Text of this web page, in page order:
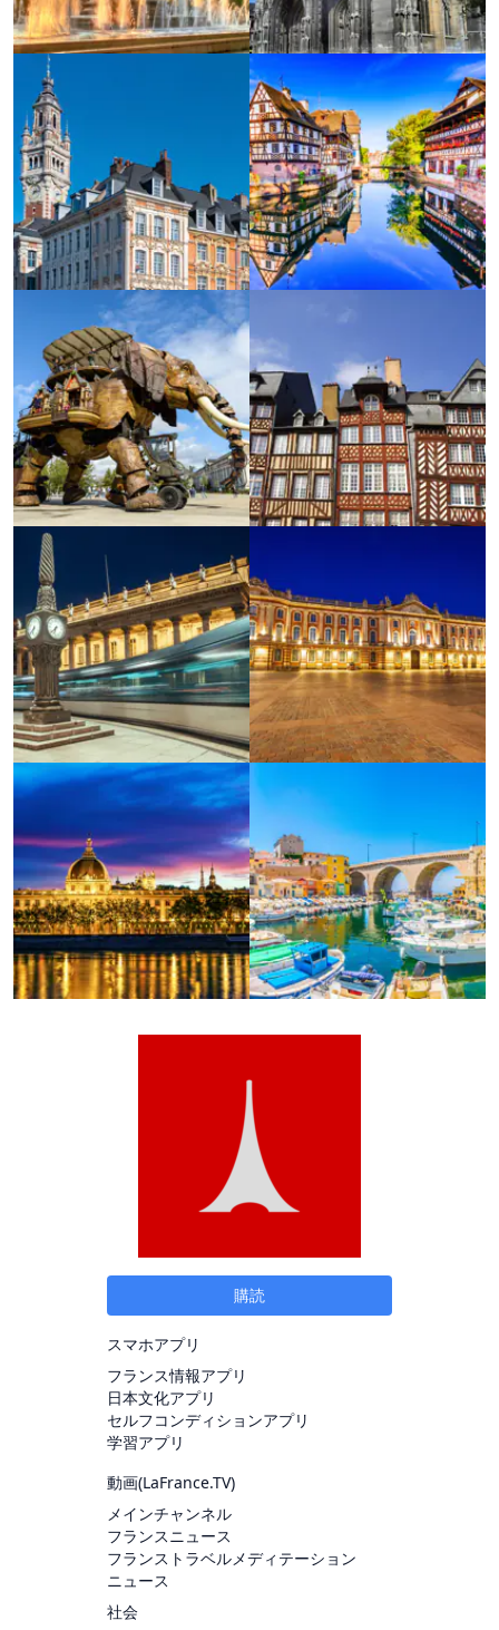
購読
スマホアプリ
フランス情報アプリ
日本文化アプリ
セルフコンディションアプリ
学習アプリ
動画(LaFrance.TV)
メインチャンネル
フランスニュース
フランストラベルメディテーション
ニュース
社会